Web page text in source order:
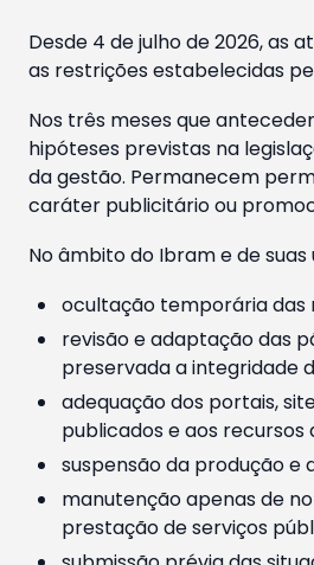
Desde 4 de julho de 2026, as
as restrições estabelecidas
Nos três meses que
hipóteses previstas na
da gestão. Permanecem
caráter publicitário ou
No âmbito do Ibram e de
ocultação temporária das
revisão e adaptação das
preservada a integridade
adequação dos portais,
publicados e aos recursos
suspensão da produção e
manutenção apenas de
prestação de serviços